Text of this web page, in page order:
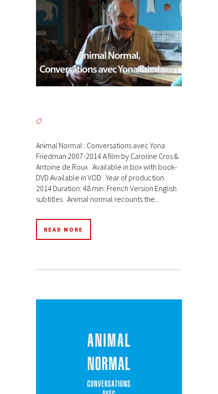
Animal Normal : Conversations avec Yona
Friedman 2007-2014 A film by Caroline Cros &
Antoine de Roux Available in box with book-
DVD Available in VOD Year of production:
2014 Duration: 48 min. French Version English
subtitles Animal normal recounts the...
READ MORE